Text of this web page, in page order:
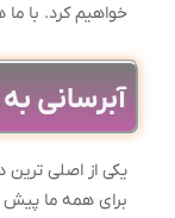
خواهیم کرد. با ما
آبرسانی
یکی از اصلی
برای همه ما